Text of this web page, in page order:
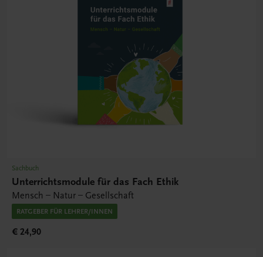
Sachbuch
Unterrichtsmodule für das Fach Ethik
Mensch – Natur – Gesellschaft
RATGEBER FÜR LEHRER/INNEN
€ 24,90